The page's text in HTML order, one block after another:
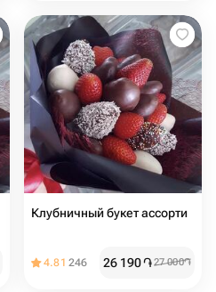
Клубничный букет ассорти
4.81 246 26 190֏27 000֏